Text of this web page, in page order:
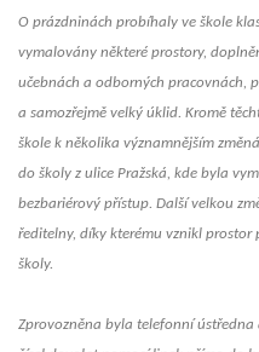
O prázdninách probíhaly ve škole
vymalovány některé prostory,
učebnách a odborných pracovnách,
a samozřejmě velký úklid. Kromě
škole k několika významnějším
do školy z ulice Pražská, kde byla
bezbariérový přístup. Další velkou
ředitelny, díky kterému vznikl
školy.
Zprovozněna byla telefonní ústředna